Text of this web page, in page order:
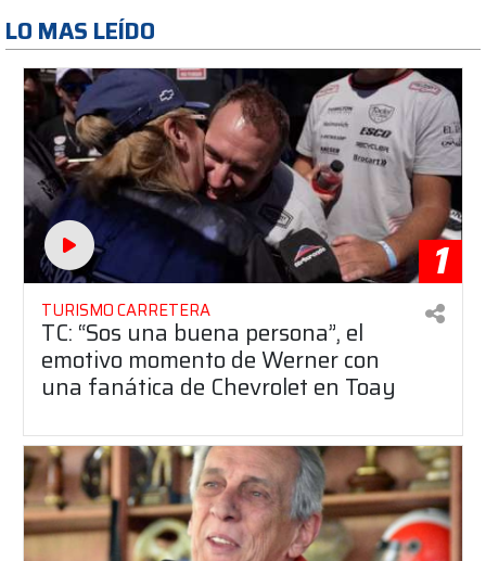
LO MAS LEÍDO
1
TURISMO CARRETERA
TC: “Sos una buena persona”, el
emotivo momento de Werner con
una fanática de Chevrolet en Toay